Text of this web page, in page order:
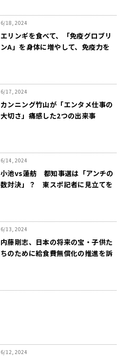
6/18, 2024
エリンギを食べて、「免疫グロブリ
ンA」を身体に増やして、免疫力を
6/17, 2024
カンニング竹山が「エンタメ仕事の
大切さ」痛感した2つの出来事
6/14, 2024
小池vs蓮舫 都知事選は「アンチの
数対決」？ 東スポ記者に見立てを
6/13, 2024
内藤剛志、日本の将来の宝・子供た
ちのために給食費無償化の推進を訴
6/12, 2024